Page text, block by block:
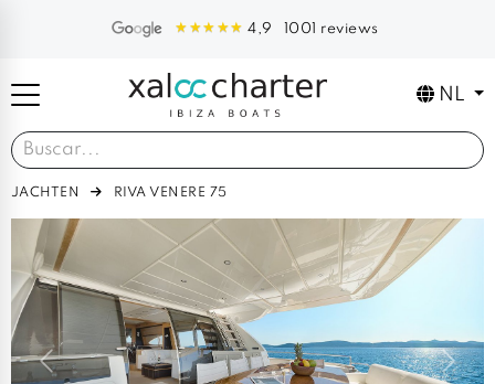
4,9 1001 reviews
NL
JACHTEN RIVA VENERE 75
Previous Next